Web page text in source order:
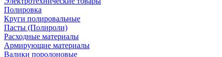
Полировка
Круги полировальные
Пасты (Полироли)
Расходные материалы
Армирующие материалы
Валики поролоновые